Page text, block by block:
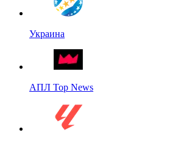
Украина
АПЛ Top News